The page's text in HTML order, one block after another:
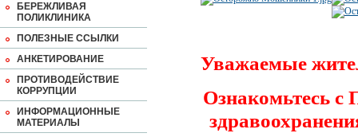
БЕРЕЖЛИВАЯ
ПОЛИКЛИНИКА
ПОЛЕЗНЫЕ ССЫЛКИ
АНКЕТИРОВАНИЕ
ПРОТИВОДЕЙСТВИЕ
КОРРУПЦИИ
ИНФОРМАЦИОННЫЕ
МАТЕРИАЛЫ
Уважаемые
Ознакомьтесь